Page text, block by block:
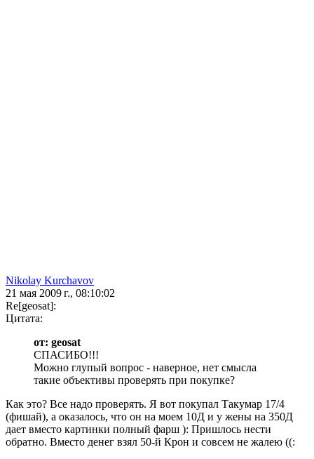
Nikolay Kurchavov
21 мая 2009 г., 08:10:02
Re[geosat]:
Цитата:
от: geosat
СПАСИБО!!!
Можно глупый вопрос - наверное, нет смысла
такие объективы проверять при покупке?
Как это? Все надо проверять. Я вот покупал Такумар 17/4
(фишай), а оказалось, что он на моем 10Д и у жены на 350Д
дает вместо картинки полный фарш ): Пришлось нести
обратно. Вместо денег взял 50-й Крон и совсем не жалею ((: